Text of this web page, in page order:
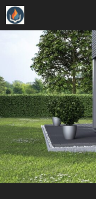
Aller
au